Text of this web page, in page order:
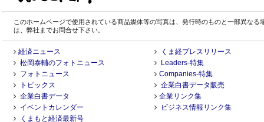
このホームページで使用されている商品媒体等の写真は、発行時のものと一部異な
は、弊社までお問合せ下さい。
経済ニュース
松岡泰輔のフォトニュース
フォトニュース
トピックス
企業白書データ
イベントカレンダー
くまもと経済最新号
くま経プレスリリース
Leaders-特集
Companies-特集
企業白書データ販売
企業リンク集
ビジネス情報リンク集